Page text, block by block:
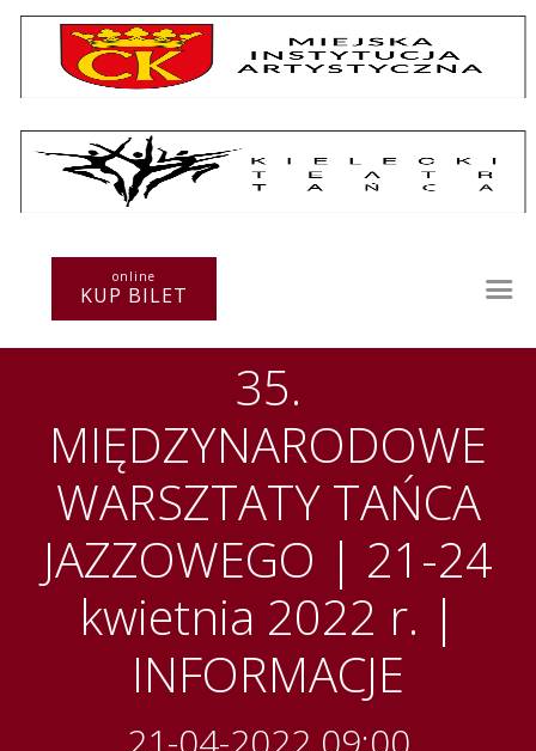
online
KUP BILET
35.
MIĘDZYNARODOWE
WARSZTATY TAŃCA
JAZZOWEGO | 21-24
kwietnia 2022 r. |
INFORMACJE
Repertuar
Warsztaty
Sprawozdania